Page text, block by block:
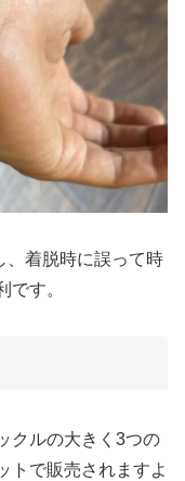
、着脱時に誤って時
です。
クルの大きく3つの
トで販売されますよ